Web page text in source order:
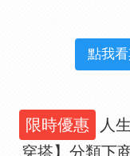
點我
限時優惠
人
穿搭】分類下